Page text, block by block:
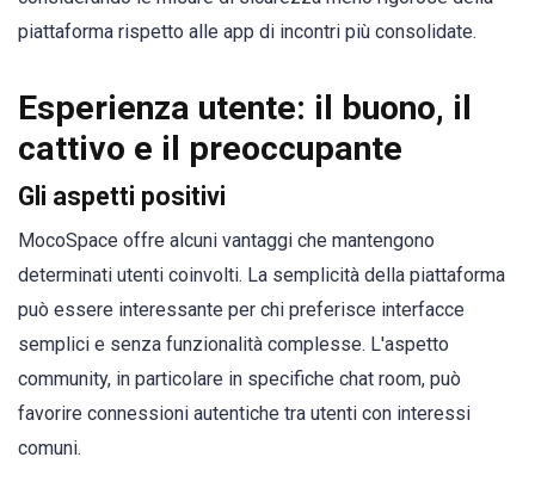
piattaforma rispetto alle app di incontri più consolidate.
Esperienza utente: il buono, il
cattivo e il preoccupante
Gli aspetti positivi
MocoSpace offre alcuni vantaggi che mantengono
determinati utenti coinvolti. La semplicità della piattaforma
può essere interessante per chi preferisce interfacce
semplici e senza funzionalità complesse. L'aspetto
community, in particolare in specifiche chat room, può
favorire connessioni autentiche tra utenti con interessi
comuni.